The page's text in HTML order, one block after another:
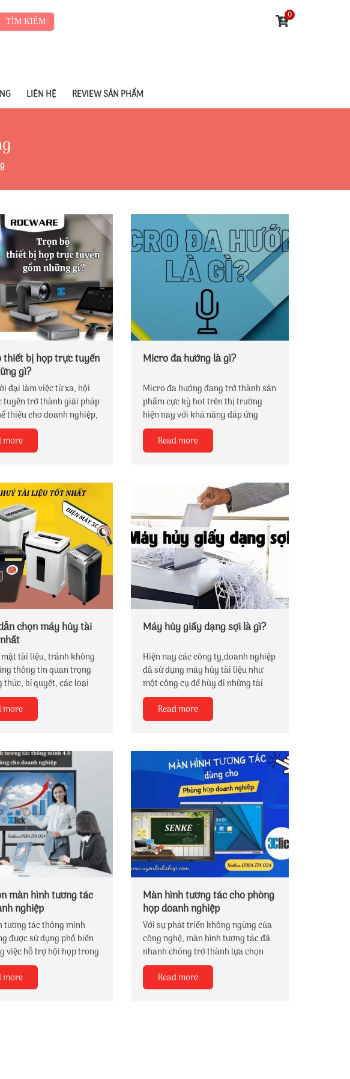
TÌM KIẾM
0
LIÊN HỆ REVIEW SẢN PHẨM
thiết bị họp trực tuyến
gì?
đại làm việc từ xa, hội
tuyến trở thành giải pháp
thiếu cho doanh nghiệp,
cơ quan nhà nước. Để
họp online chuyên
đầu tư trọn bộ thiết bị
thiết bị đầy đủ sẽ gồm
cần chọn thế nào cho
phòng họp?
more
Micro đa hướng là gì?
Micro đa hướng đang trở thành sản
phẩm cực kỳ hot trên thị trường
hiện nay với khả năng đáp ứng
nhiều nhu cầu sử dụng khác nhau,
gọn nhẹ, tiện lợi cho người
dùng. Mời bạn cùng Công Nghệ 3C
Read more
chọn máy hủy tài
mật tài liệu, tránh không
thông tin quan trọng
thức, bí quyết, các loại
là hết sức cần thiết.
may rơi vào tay những
những kẻ xấu thì sẽ gây
liệu giờ đây đã trở
vật dụng không thể
các văn phòng, tổ chức,
vì những lợi ích to
đem lại trong việc bảo
tin...
more
Máy hủy giấy dạng sợi là gì?
Hiện nay các công ty,doanh nghiệp
đã sử dụng máy hủy tài liệu như
một công cụ để hủy đi những tài
liệu quan trọng để bảo vệ thông tin
của mình và phòng ngừa được "
gián điệp" hay người ngòai lấy
nghiệp...Ngòai ra nó còn có tác
dụng như một thùng rác gom gọn
hồ sơ thành những sợi nhỏ giúp
cho nơi làm việc của bạn gọn gàng
Read more
màn hình tương tác
nghiệp
tương tác thông minh
được sử dụng phổ biến
việc hỗ trợ hội họp trong
nghiệp. Bên cạnh việc hỗ
chiếu tài liệu, slide thì với
hình thông minh All-in-
more
Màn hình tương tác cho phòng
họp doanh nghiệp
Với sự phát triển không ngừng của
công nghệ, màn hình tương tác đã
nhanh chóng trở thành lựa chọn
thông minh và tiện ích cho văn
phòng hiện đại.Điều đặc biệt hấp
dẫn chính là khả năng tương tác
Read more